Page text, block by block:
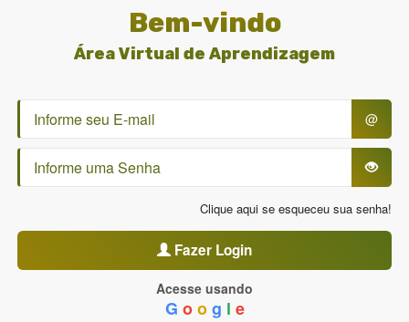
Bem-vindo
Área Virtual de Aprendizagem
@
Clique aqui se esqueceu sua senha!
Fazer Login
Acesse usando
G o o g l e